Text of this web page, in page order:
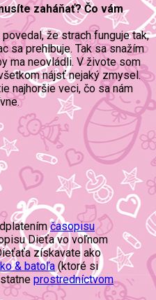
zaháňať? Čo vám
že strach funguje tak,
sa prehlbuje. Tak sa snažím
ma neovládli. V živote som
nájsť nejaký zmysel.
najhoršie veci, čo sa nám
časopisu
Dieťa vo voľnom
získavate ako
& batoľa (ktoré si
prostredníctvom